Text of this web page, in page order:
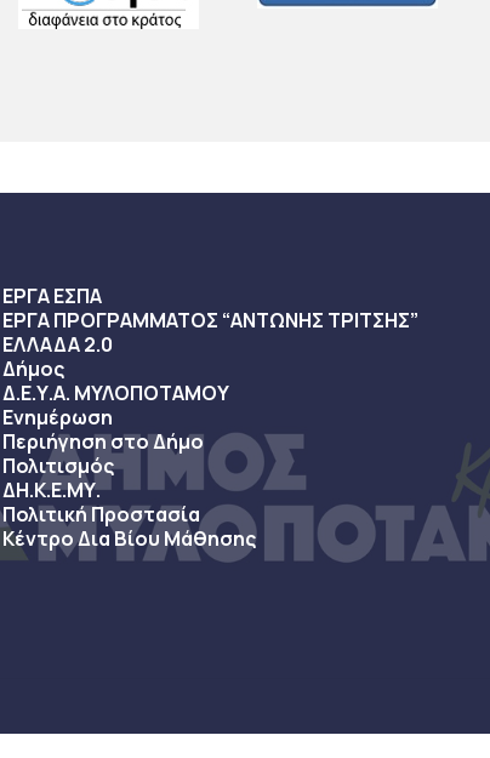
ΕΡΓΑ ΕΣΠΑ
ΕΡΓΑ ΠΡΟΓΡΑΜΜΑΤΟΣ “ΑΝΤΩΝΗΣ ΤΡΙΤΣΗΣ”
ΕΛΛΑΔΑ 2.0
Δήμος
Δ.Ε.Υ.Α. ΜΥΛΟΠΟΤΑΜΟΥ
Ενημέρωση
Περιήγηση στο Δήμο
Πολιτισμός
ΔΗ.Κ.Ε.ΜΥ.
Πολιτική Προστασία
Κέντρο Δια Βίου Μάθησης